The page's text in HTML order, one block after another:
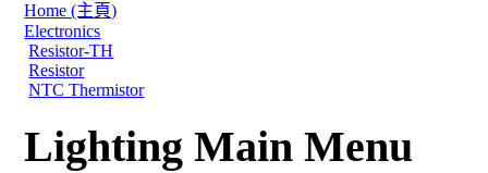
Home (主頁)
Electronics
Resistor-TH
Resistor
NTC Thermistor
Lighting Main Menu